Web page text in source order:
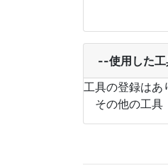
--使用した
工具の登録はあ
その他の工具